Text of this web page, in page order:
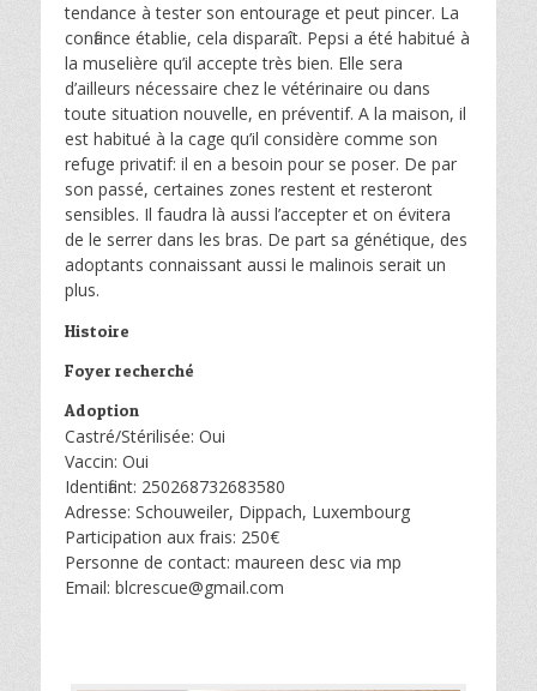
tendance à tester son entourage et peut pincer. La
confiance établie, cela disparaît. Pepsi a été habitué à
la muselière qu’il accepte très bien. Elle sera
d’ailleurs nécessaire chez le vétérinaire ou dans
toute situation nouvelle, en préventif. A la maison, il
est habitué à la cage qu’il considère comme son
refuge privatif: il en a besoin pour se poser. De par
son passé, certaines zones restent et resteront
sensibles. Il faudra là aussi l’accepter et on évitera
de le serrer dans les bras. De part sa génétique, des
adoptants connaissant aussi le malinois serait un
plus.
Histoire
Foyer recherché
Adoption
Castré/Stérilisée: Oui
Vaccin: Oui
Identifiant: 250268732683580
Adresse: Schouweiler, Dippach, Luxembourg
Participation aux frais: 250€
Personne de contact: maureen desc via mp
Email: blcrescue@gmail.com